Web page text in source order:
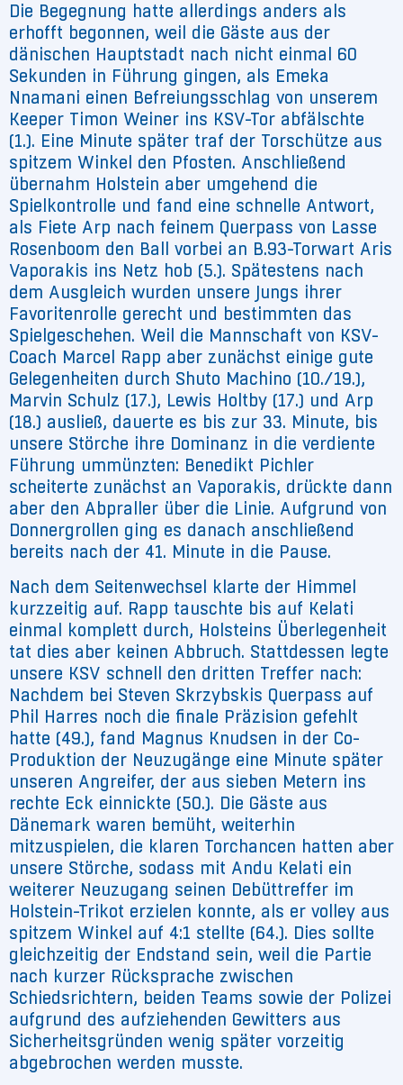
Die Begegnung hatte allerdings anders als
erhofft begonnen, weil die Gäste aus der
dänischen Hauptstadt nach nicht einmal 60
Sekunden in Führung gingen, als Emeka
Nnamani einen Befreiungsschlag von unserem
Keeper Timon Weiner ins KSV-Tor abfälschte
(1.). Eine Minute später traf der Torschütze aus
spitzem Winkel den Pfosten. Anschließend
übernahm Holstein aber umgehend die
Spielkontrolle und fand eine schnelle Antwort,
als Fiete Arp nach feinem Querpass von Lasse
Rosenboom den Ball vorbei an B.93-Torwart Aris
Vaporakis ins Netz hob (5.). Spätestens nach
dem Ausgleich wurden unsere Jungs ihrer
Favoritenrolle gerecht und bestimmten das
Spielgeschehen. Weil die Mannschaft von KSV-
Coach Marcel Rapp aber zunächst einige gute
Gelegenheiten durch Shuto Machino (10./19.),
Marvin Schulz (17.), Lewis Holtby (17.) und Arp
(18.) ausließ, dauerte es bis zur 33. Minute, bis
unsere Störche ihre Dominanz in die verdiente
Führung ummünzten: Benedikt Pichler
scheiterte zunächst an Vaporakis, drückte dann
aber den Abpraller über die Linie. Aufgrund von
Donnergrollen ging es danach anschließend
bereits nach der 41. Minute in die Pause.
Nach dem Seitenwechsel klarte der Himmel
kurzzeitig auf. Rapp tauschte bis auf Kelati
einmal komplett durch, Holsteins Überlegenheit
tat dies aber keinen Abbruch. Stattdessen legte
unsere KSV schnell den dritten Treffer nach:
Nachdem bei Steven Skrzybskis Querpass auf
Phil Harres noch die finale Präzision gefehlt
hatte (49.), fand Magnus Knudsen in der Co-
Produktion der Neuzugänge eine Minute später
unseren Angreifer, der aus sieben Metern ins
rechte Eck einnickte (50.). Die Gäste aus
Dänemark waren bemüht, weiterhin
mitzuspielen, die klaren Torchancen hatten aber
unsere Störche, sodass mit Andu Kelati ein
weiterer Neuzugang seinen Debüttreffer im
Holstein-Trikot erzielen konnte, als er volley aus
spitzem Winkel auf 4:1 stellte (64.). Dies sollte
gleichzeitig der Endstand sein, weil die Partie
nach kurzer Rücksprache zwischen
Schiedsrichtern, beiden Teams sowie der Polizei
aufgrund des aufziehenden Gewitters aus
Sicherheitsgründen wenig später vorzeitig
abgebrochen werden musste.